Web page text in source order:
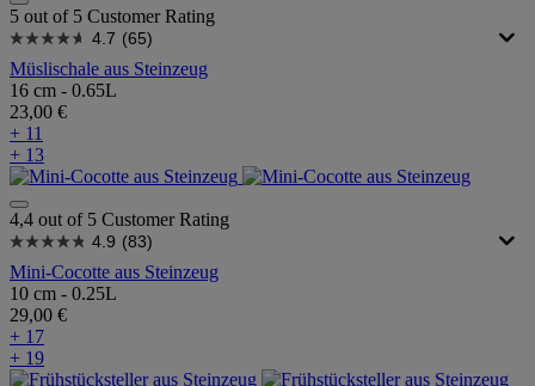
5 out of 5 Customer Rating
4.7 (65)
Müslischale aus Steinzeug
16 cm - 0.65L
23,00 €
+ 11
+ 13
4,4 out of 5 Customer Rating
4.9 (83)
Mini-Cocotte aus Steinzeug
10 cm - 0.25L
29,00 €
+ 17
+ 19